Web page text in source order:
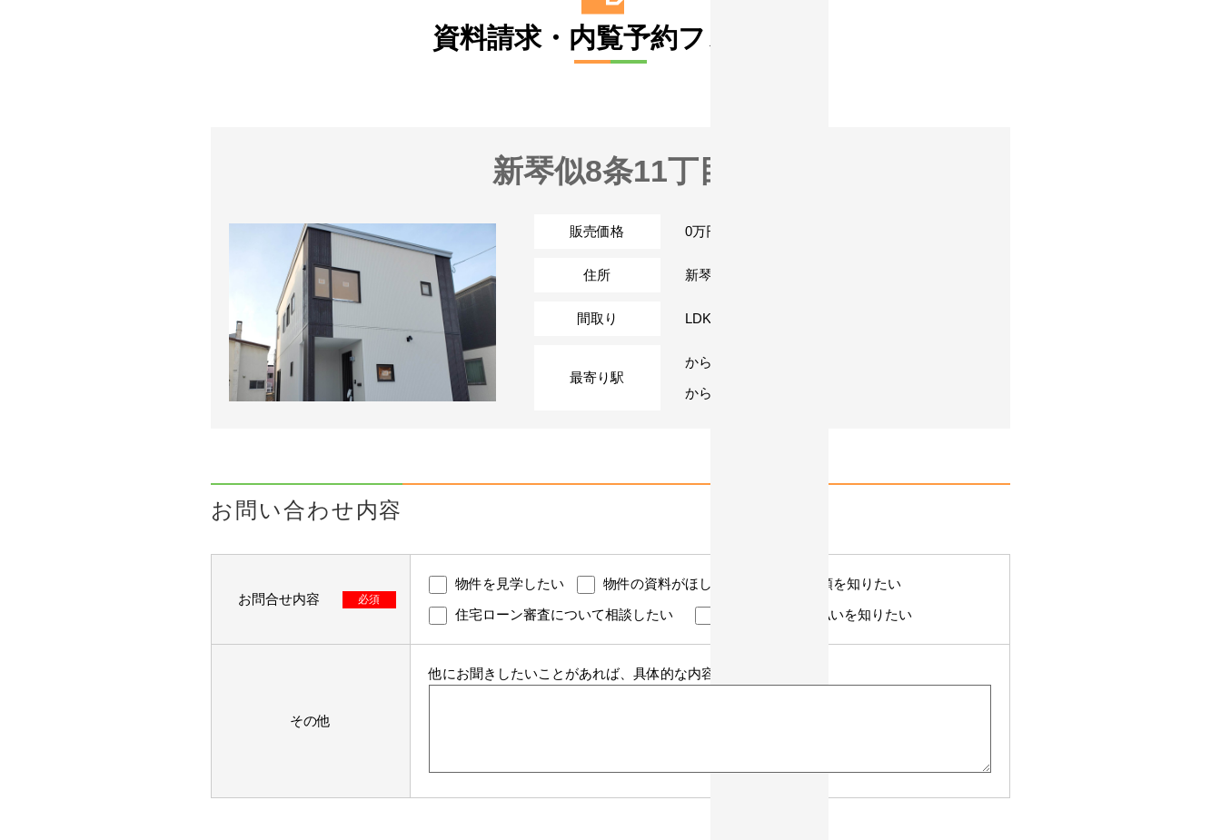
資料請求・内覧予約フォーム
新琴似8条11丁目
販売価格 0万円 (税込)
住所 新琴似8条11丁目
間取り LDK
最寄り駅
から
から
お問い合わせ内容
お問合せ内容 必須
物件を見学したい 物件の資料がほしい
諸費用の額を知りたい
住宅ローン審査について相談したい
住宅ローンの支払いを知りたい
その他
他にお聞きしたいことがあれば、具体的な内容をご記入ください